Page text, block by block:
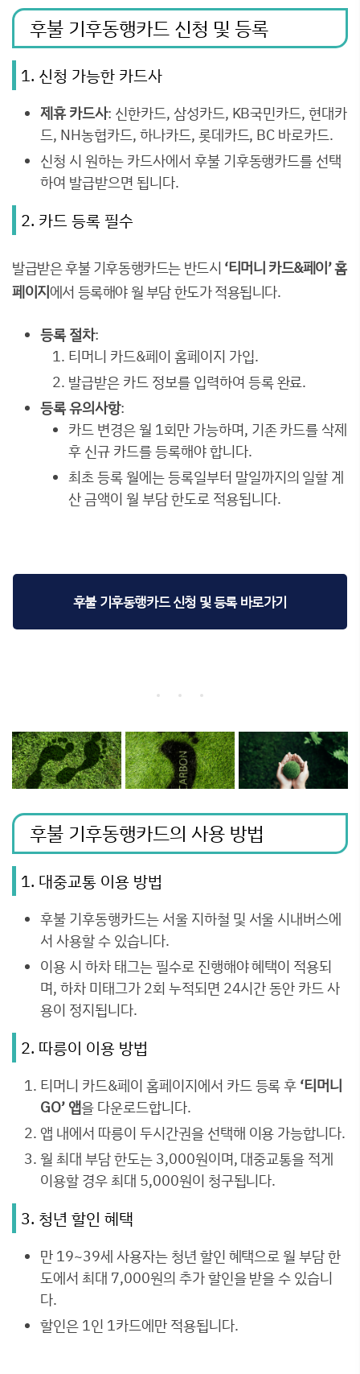
후불 기후동행카드 신청 및 등록
1. 신청 가능한 카드사
제휴 카드사: 신한카드, 삼성카드, KB국민카드, 현대카
드, NH농협카드, 하나카드, 롯데카드, BC 바로카드.
신청 시 원하는 카드사에서 후불 기후동행카드를 선택
하여 발급받으면 됩니다.
2. 카드 등록 필수
발급받은 후불 기후동행카드는 반드시 ‘티머니 카드&페이’ 홈
페이지에서 등록해야 월 부담 한도가 적용됩니다.
등록 절차:
티머니 카드&페이 홈페이지 가입.
발급받은 카드 정보를 입력하여 등록 완료.
등록 유의사항:
카드 변경은 월 1회만 가능하며, 기존 카드를 삭제
후 신규 카드를 등록해야 합니다.
최초 등록 월에는 등록일부터 말일까지의 일할 계
산 금액이 월 부담 한도로 적용됩니다.
후불 기후동행카드 신청 및 등록 바로가기
후불 기후동행카드의 사용 방법
1. 대중교통 이용 방법
후불 기후동행카드는 서울 지하철 및 서울 시내버스에
서 사용할 수 있습니다.
이용 시 하차 태그는 필수로 진행해야 혜택이 적용되
며, 하차 미태그가 2회 누적되면 24시간 동안 카드 사
용이 정지됩니다.
2. 따릉이 이용 방법
티머니 카드&페이 홈페이지에서 카드 등록 후 ‘티머니
GO’ 앱을 다운로드합니다.
앱 내에서 따릉이 두시간권을 선택해 이용 가능합니다.
월 최대 부담 한도는 3,000원이며, 대중교통을 적게
이용할 경우 최대 5,000원이 청구됩니다.
3. 청년 할인 혜택
만 19~39세 사용자는 청년 할인 혜택으로 월 부담 한
도에서 최대 7,000원의 추가 할인을 받을 수 있습니
다.
할인은 1인 1카드에만 적용됩니다.